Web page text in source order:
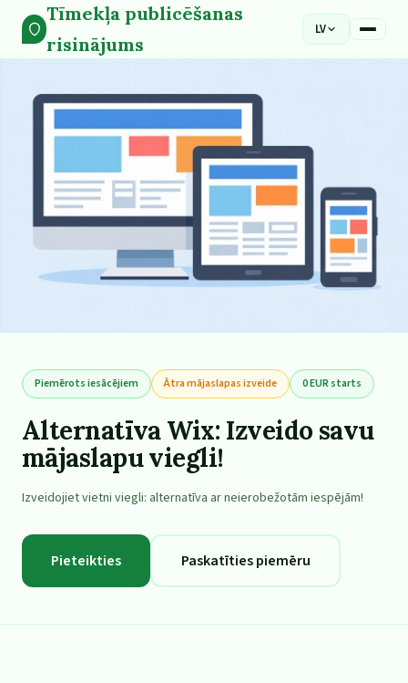
Tīmekļa publicēšanas
risinājums
LV
Piemērots iesācējiem Ātra mājaslapas izveide 0 EUR starts
Alternatīva Wix: Izveido savu
mājaslapu viegli!
Izveidojiet vietni viegli: alternatīva ar neierobežotām iespējām!
Pieteikties Paskatīties piemēru